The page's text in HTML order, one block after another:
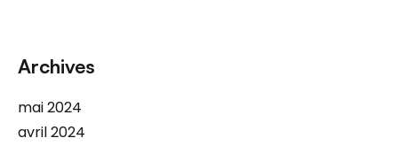
Archives
mai 2024
avril 2024